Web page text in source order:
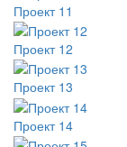
Проект 11
Проект 12
Проект 13
Проект 14